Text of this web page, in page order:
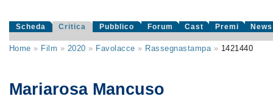
Scheda Critica Pubblico Forum Cast Premi News
Home » Film » 2020 » Favolacce » Rassegnastampa» 1421440
Mariarosa Mancuso